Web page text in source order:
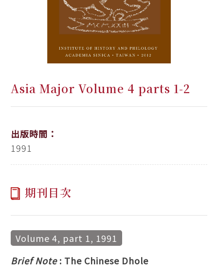
Asia Major Volume 4 parts 1-2
出版時間：
1991
期刊目次
Volume 4, part 1, 1991
Brief Note: The Chinese Dhole